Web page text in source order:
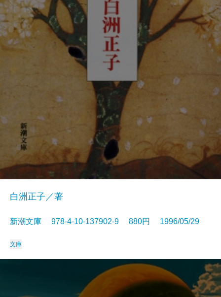
白洲正子／著
新潮文庫 978-4-10-137902-9 880円 1996/05/29
文庫